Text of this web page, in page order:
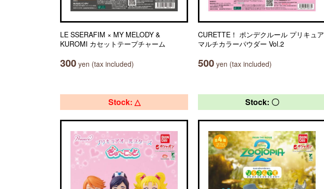
LE SSERAFIM × MY MELODY &
KUROMI カセットテープチャーム
300 yen (tax included)
CURETTE！ ポンデクルール プリキュア
マルチカラーパウダー Vol.2
500 yen (tax included)
Stock: △ Stock: 〇